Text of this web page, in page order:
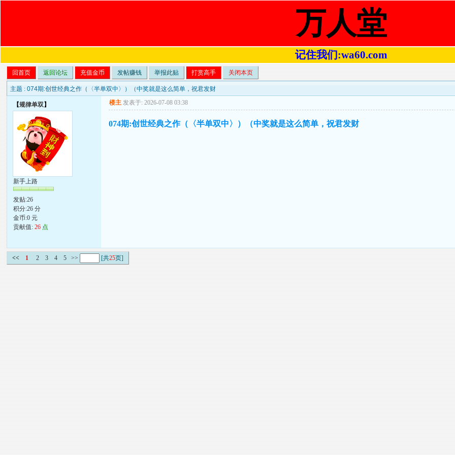
万人堂
记住我们:wa60.com
回首页 返回论坛 充值金币 发帖赚钱 举报此贴 打赏高手 关闭本页
主题 :074期:创世经典之作（〈半单双中〉）（中奖就是这么简单，祝君发财
【规律单双】
新手上路
发贴:26
积分:26 分
金币:0 元
贡献值:26 点
楼主 发表于: 2026-07-08 03:38
074期:创世经典之作（〈半单双中〉）（中奖就是这么简单，祝君发财
<< 1 2 3 4 5 >> [共25页]